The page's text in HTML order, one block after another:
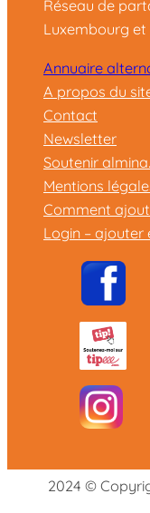
Réseau de
Luxembourg et
Annuaire
A propos du
Contact
Newsletter
Soutenir
Mentions
Comment
Login – ajouter
2024 ©